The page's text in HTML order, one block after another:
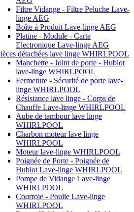
Filtre Vidange - Filtre Peluche Lave-
linge AEG
Boîte à Produit Lave-linge AEG
Platine - Module - Carte
Electronique Lave-linge AEG
détachées lave linge WHIRLPOOL
Manchette - Joint de porte - Hublot
lave-linge WHIRLPOOL
Fermeture - Sécurité de porte lave-
linge WHIRLPOOL
Résistance lave linge - Corps de
Chauffe Lave-linge WHIRLPOOL
Aube de tambour lave linge
WHIRLPOOL
Charbon moteur lave linge
WHIRLPOOL
Moteur lave-linge WHIRLPOOL
Poignée de Porte - Poignée de
Hublot Lave-linge WHIRLPOOL
Pompe de Vidange Lave-linge
WHIRLPOOL
Courroie - Poulie Lave-linge
WHIRLPOOL